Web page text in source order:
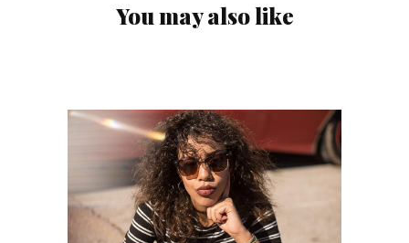
You may also like